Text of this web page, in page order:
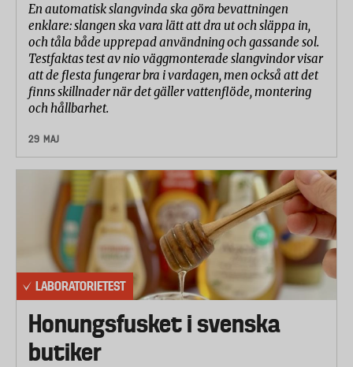
En automatisk slangvinda ska göra bevattningen
enklare: slangen ska vara lätt att dra ut och släppa in,
och tåla både upprepad användning och gassande sol.
Testfaktas test av nio väggmonterade slangvindor visar
att de flesta fungerar bra i vardagen, men också att det
finns skillnader när det gäller vattenflöde, montering
och hållbarhet.
29 MAJ
LABORATORIETEST
Honungsfusket i svenska
butiker